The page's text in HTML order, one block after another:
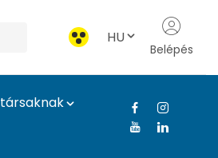
HU
Belépés